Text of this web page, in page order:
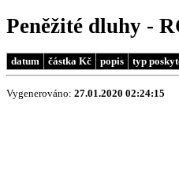
Peněžité dluhy -
datum částka Kč popis typ
Vygenerováno: 27.01.2020 02:24:15